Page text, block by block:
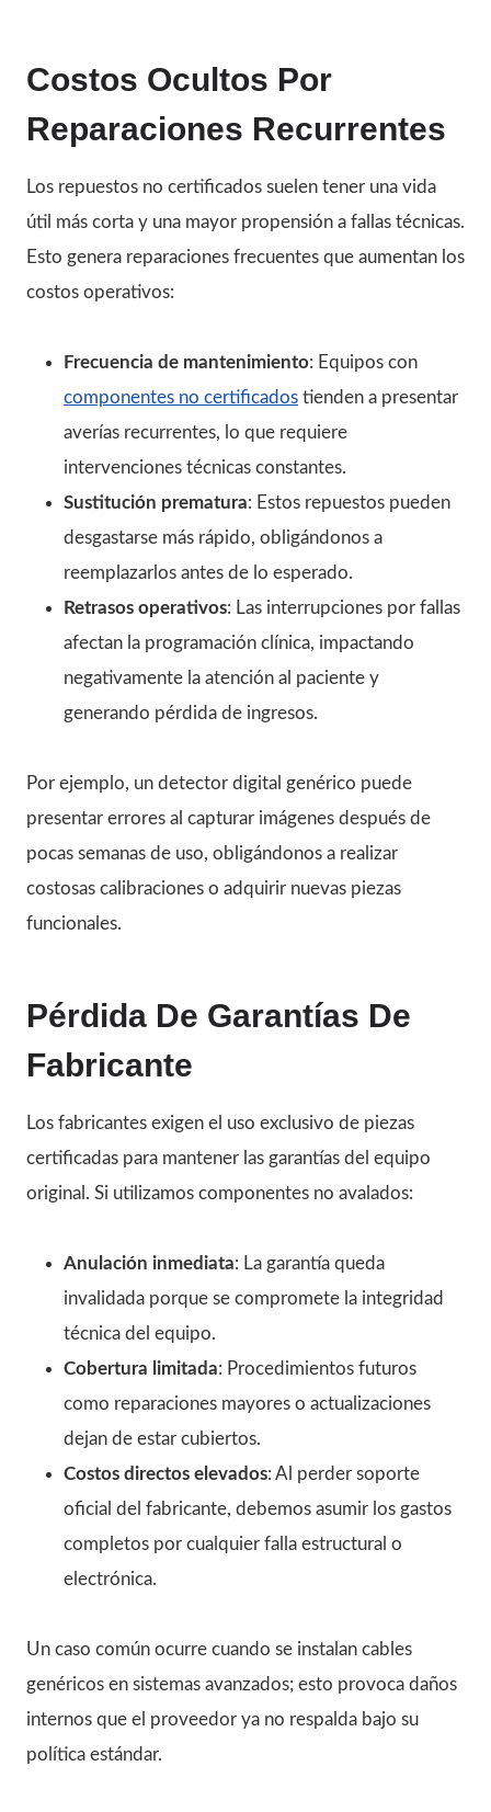
Costos Ocultos Por
Reparaciones Recurrentes
Los repuestos no certificados suelen tener una vida
útil más corta y una mayor propensión a fallas técnicas.
Esto genera reparaciones frecuentes que aumentan los
costos operativos:
Frecuencia de mantenimiento: Equipos con
componentes no certificados tienden a presentar
averías recurrentes, lo que requiere
intervenciones técnicas constantes.
Sustitución prematura: Estos repuestos pueden
desgastarse más rápido, obligándonos a
reemplazarlos antes de lo esperado.
Retrasos operativos: Las interrupciones por fallas
afectan la programación clínica, impactando
negativamente la atención al paciente y
generando pérdida de ingresos.
Por ejemplo, un detector digital genérico puede
presentar errores al capturar imágenes después de
pocas semanas de uso, obligándonos a realizar
costosas calibraciones o adquirir nuevas piezas
funcionales.
Pérdida De Garantías De
Fabricante
Los fabricantes exigen el uso exclusivo de piezas
certificadas para mantener las garantías del equipo
original. Si utilizamos componentes no avalados:
Anulación inmediata: La garantía queda
invalidada porque se compromete la integridad
técnica del equipo.
Cobertura limitada: Procedimientos futuros
como reparaciones mayores o actualizaciones
dejan de estar cubiertos.
Costos directos elevados: Al perder soporte
oficial del fabricante, debemos asumir los gastos
completos por cualquier falla estructural o
electrónica.
Un caso común ocurre cuando se instalan cables
genéricos en sistemas avanzados; esto provoca daños
internos que el proveedor ya no respalda bajo su
política estándar.